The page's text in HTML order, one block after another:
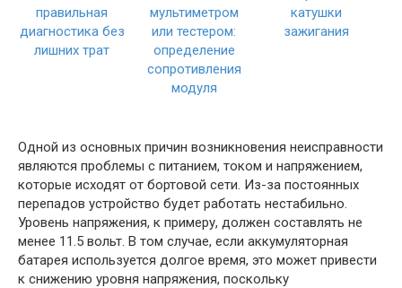
Одной из основных причин возникновения неисправности
являются проблемы с питанием, током и напряжением,
которые исходят от бортовой сети. Из-за постоянных
перепадов устройство будет работать нестабильно.
Уровень напряжения, к примеру, должен составлять не
менее 11.5 вольт. В том случае, если аккумуляторная
батарея используется долгое время, это может привести
к снижению уровня напряжения, поскольку